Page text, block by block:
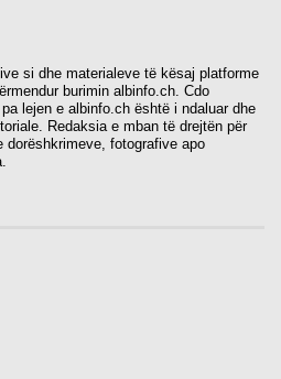
si dhe materialeve të kësaj platforme
burimin albinfo.ch. Cdo
lejen e albinfo.ch është i ndaluar dhe
Redaksia e mban të drejtën për
fotografive apo